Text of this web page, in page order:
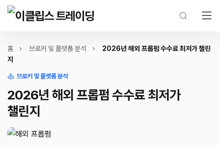
홈 브로커 및 플랫폼 분석
2026년 해외 프롭펌 수수료 최저가 챌린
지
브로커 및 플랫폼 분석
2026년 해외 프롭펌 수수료 최저가
챌린지